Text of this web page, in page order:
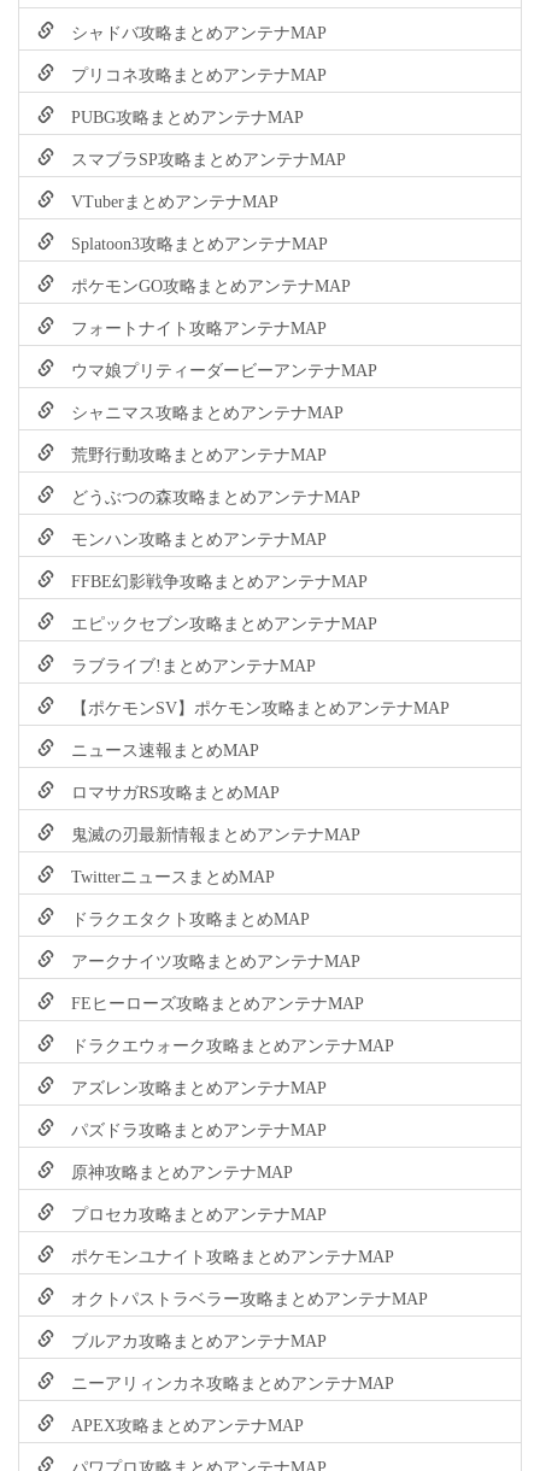
シャドバ攻略まとめアンテナMAP
プリコネ攻略まとめアンテナMAP
PUBG攻略まとめアンテナMAP
スマブラSP攻略まとめアンテナMAP
VTuberまとめアンテナMAP
Splatoon3攻略まとめアンテナMAP
ポケモンGO攻略まとめアンテナMAP
フォートナイト攻略アンテナMAP
ウマ娘プリティーダービーアンテナMAP
シャニマス攻略まとめアンテナMAP
荒野行動攻略まとめアンテナMAP
どうぶつの森攻略まとめアンテナMAP
モンハン攻略まとめアンテナMAP
FFBE幻影戦争攻略まとめアンテナMAP
エピックセブン攻略まとめアンテナMAP
ラブライブ!まとめアンテナMAP
【ポケモンSV】ポケモン攻略まとめアンテナMAP
ニュース速報まとめMAP
ロマサガRS攻略まとめMAP
鬼滅の刃最新情報まとめアンテナMAP
TwitterニュースまとめMAP
ドラクエタクト攻略まとめMAP
アークナイツ攻略まとめアンテナMAP
FEヒーローズ攻略まとめアンテナMAP
ドラクエウォーク攻略まとめアンテナMAP
アズレン攻略まとめアンテナMAP
パズドラ攻略まとめアンテナMAP
原神攻略まとめアンテナMAP
プロセカ攻略まとめアンテナMAP
ポケモンユナイト攻略まとめアンテナMAP
オクトパストラベラー攻略まとめアンテナMAP
ブルアカ攻略まとめアンテナMAP
ニーアリィンカネ攻略まとめアンテナMAP
APEX攻略まとめアンテナMAP
パワプロ攻略まとめアンテナMAP